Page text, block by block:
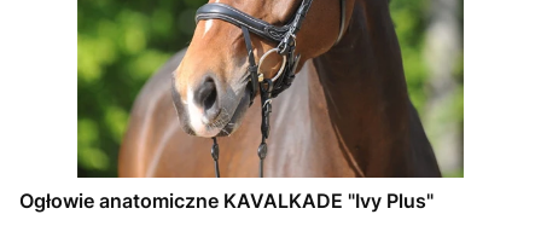
Ogłowie anatomiczne KAVALKADE "Ivy Plus"